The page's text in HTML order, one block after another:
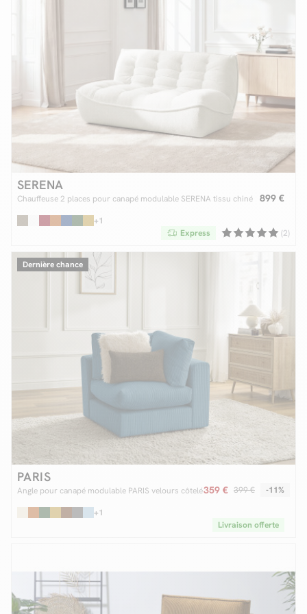
SERENA
Chauffeuse 2 places pour canapé modulable SERENA tissu chiné 899 €
+1
(2)
Express
Dernière chance
PARIS
Angle pour canapé modulable PARIS velours côtelé359 € 399 € -11%
+1
Livraison offerte